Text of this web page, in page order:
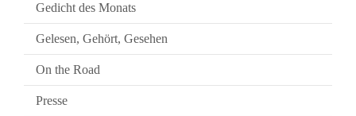
Gedicht des Monats
Gelesen, Gehört, Gesehen
On the Road
Presse